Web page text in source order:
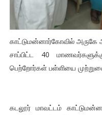
காட்டுமன்னார்கோவில் அருகே
சாப்பிட்ட 40
பெற்றோர்கள் பள்ளியை
கடலூர் மாவட்டம்